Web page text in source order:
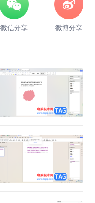
微信分享 微博分享